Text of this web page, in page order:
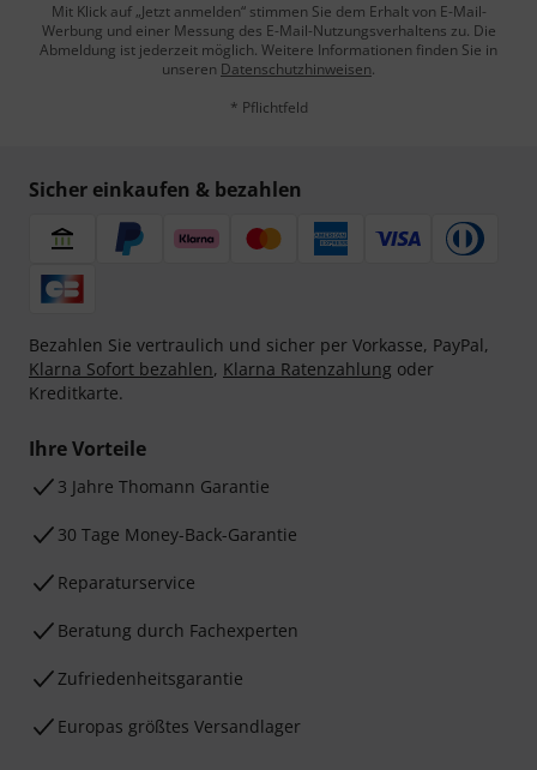
Mit Klick auf „Jetzt anmelden“ stimmen Sie dem Erhalt von E-Mail-
Werbung und einer Messung des E-Mail-Nutzungsverhaltens zu. Die
Abmeldung ist jederzeit möglich. Weitere Informationen finden Sie in
unseren Datenschutzhinweisen.
* Pflichtfeld
Sicher einkaufen & bezahlen
Bezahlen Sie vertraulich und sicher per Vorkasse, PayPal,
Klarna Sofort bezahlen, Klarna Ratenzahlung oder
Kreditkarte.
Ihre Vorteile
3 Jahre Thomann Garantie
30 Tage Money-Back-Garantie
Reparaturservice
Beratung durch Fachexperten
Zufriedenheitsgarantie
Europas größtes Versandlager